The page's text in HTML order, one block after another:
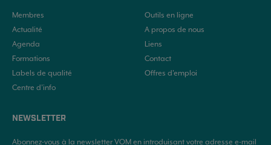
Membres
Actualité
Agenda
Formations
Labels de qualité
Centre d’info
Outils en ligne
A propos de nous
Liens
Contact
Offres d'emploi
NEWSLETTER
Abonnez-vous à la newsletter VOM en introduisant votre adresse e-mail